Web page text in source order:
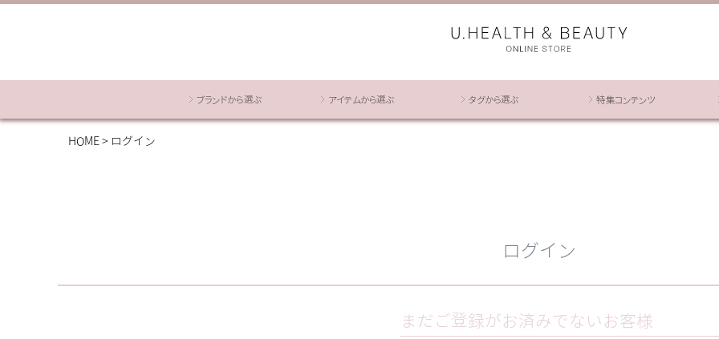
ブランドから選ぶ アイテムから選ぶ タグから選ぶ 特集コンテンツ
HOME ログイン
ログイン
まだご登録がお済みでないお客様